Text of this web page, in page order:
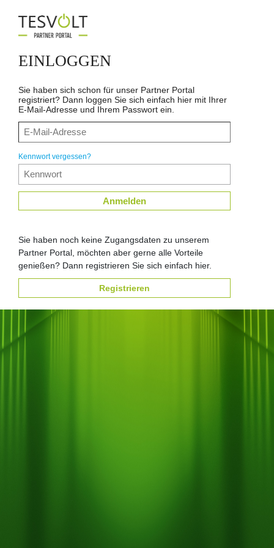
EINLOGGEN
Sie haben sich schon für unser Partner Portal
registriert? Dann loggen Sie sich einfach hier mit Ihrer
E-Mail-Adresse und Ihrem Passwort ein.
Kennwort vergessen?
Anmelden
Sie haben noch keine Zugangsdaten zu unserem
Partner Portal, möchten aber gerne alle Vorteile
genießen? Dann registrieren Sie sich einfach hier.
Registrieren